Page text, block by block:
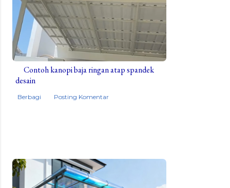
Contoh kanopi baja ringan atap spandek
desain
Berbagi Posting Komentar